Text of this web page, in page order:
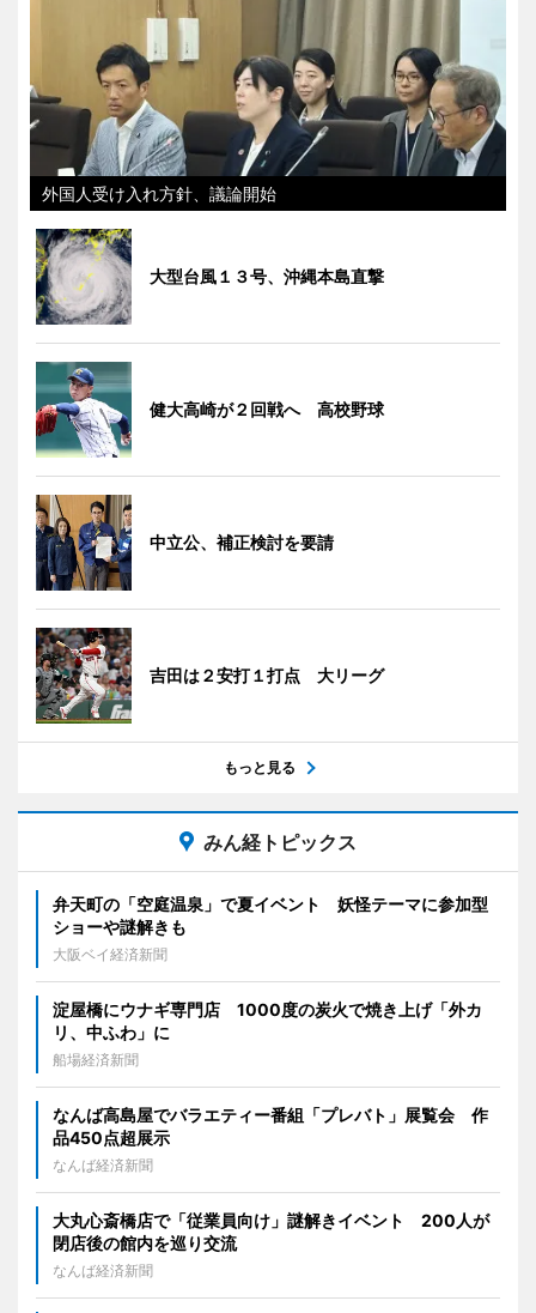
外国人受け入れ方針、議論開始
大型台風１３号、沖縄本島直撃
健大高崎が２回戦へ 高校野球
中立公、補正検討を要請
吉田は２安打１打点 大リーグ
もっと見る
みん経トピックス
弁天町の「空庭温泉」で夏イベント 妖怪テーマに参加型
ショーや謎解きも
大阪ベイ経済新聞
淀屋橋にウナギ専門店 1000度の炭火で焼き上げ「外カ
リ、中ふわ」に
船場経済新聞
なんば高島屋でバラエティー番組「プレバト」展覧会 作
品450点超展示
なんば経済新聞
大丸心斎橋店で「従業員向け」謎解きイベント 200人が
閉店後の館内を巡り交流
なんば経済新聞